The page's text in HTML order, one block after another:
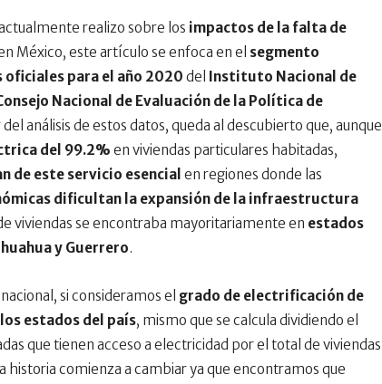
realizo sobre los impactos de la falta de
México, este artículo se enfoca en el segmento
oficiales para el año 2020 del
Instituto Nacional de
Nacional de Evaluación de la Política de
del análisis de estos datos, queda al descubierto que, aunque
del 99.2% en viviendas particulares habitadas,
de este servicio esencial en regiones donde las
dificultan la expansión de la infraestructura
viviendas se encontraba mayoritariamente en estados
y Guerrero.
si consideramos el grado de electrificación de
estados del país, mismo que se calcula dividiendo el
que tienen acceso a electricidad por el total de viviendas
historia comienza a cambiar ya que encontramos que